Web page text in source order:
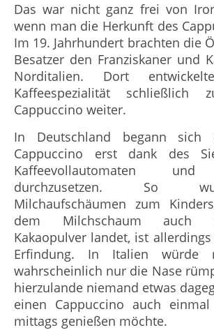
Das war nicht ganz frei von
wenn man die Herkunft des
Im 19. Jahrhundert brachten die
Besatzer den Franziskaner und
Norditalien. Dort
Kaffeespezialität schließlich
Cappuccino weiter.
In Deutschland begann sich
Cappuccino erst dank des
Kaffeevollautomaten und
durchzusetzen. So
Milchaufschäumen zum
dem Milchschaum auch
Kakaopulver landet, ist
Erfindung. In Italien würde
wahrscheinlich nur die Nase
hierzulande niemand etwas
einen Cappuccino auch
mittags genießen möchte.